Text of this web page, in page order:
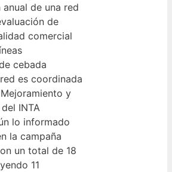
de una red
de
comercial
cebada
es coordinada
y
INTA
lo informado
la campaña
un total de 18
11